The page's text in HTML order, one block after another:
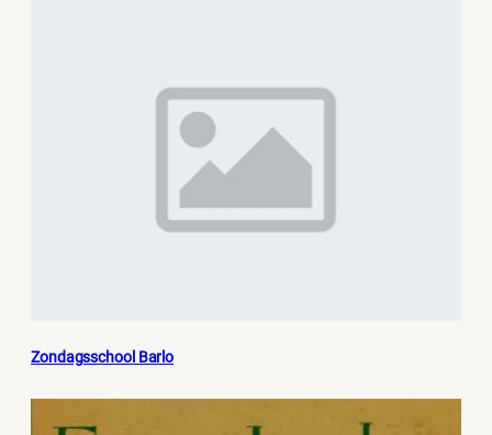
Zondagsschool Barlo